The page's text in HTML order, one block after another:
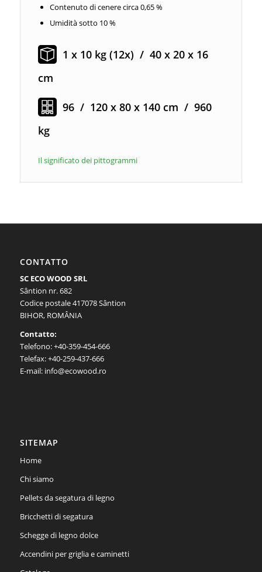
Contenuto di cenere circa 0,65 %
Umidità sotto 10 %
1 x 10 kg (12x) / 40 x 20 x 16
cm
96 / 120 x 80 x 140 cm / 960
kg
Il significato dei pittogrammi
CONTATTO
SC ECO WOOD SRL
Sântion nr. 682
Codice postale 417078 Sântion
BIHOR, ROMÂNIA
Contatto:
Telefono: +40-359-454-666
Telefax: +40-259-437-666
E-mail: info@ecowood.ro
SITEMAP
Home
Chi siamo
Pellets da segatura di legno
Bricchetti di segatura
Schegge di legno dolce
Accendini per griglia e caminetti